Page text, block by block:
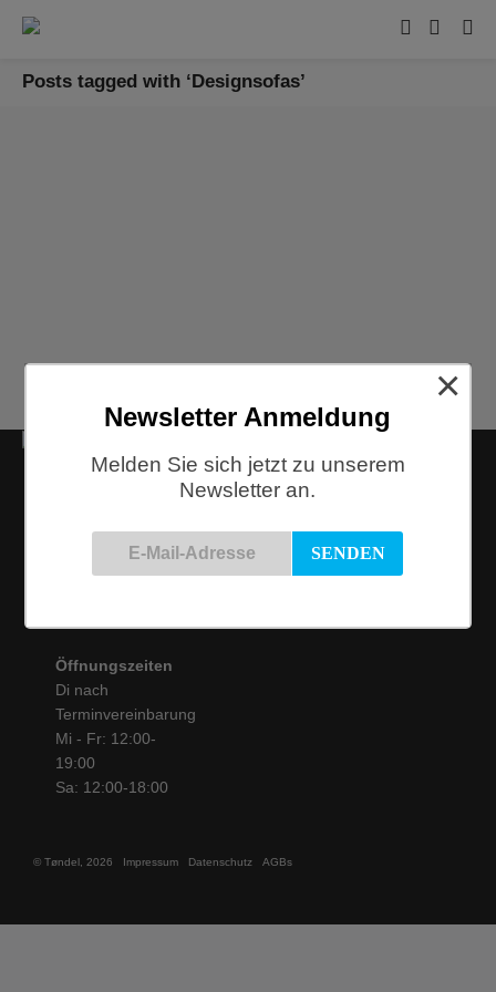
Posts tagged with ‘Designsofas’
Kontakt
Siemensstraße 9
50825 Köln
31
info@toendel.de
Öffnungszeiten
Di nach
Terminvereinbarung
Mi - Fr: 12:00-
19:00
Sa: 12:00-18:00
© Tøndel, 2026 Impressum Datenschutz AGBs
Newsletter Anmeldung
Melden Sie sich jetzt zu unserem
Newsletter an.
×